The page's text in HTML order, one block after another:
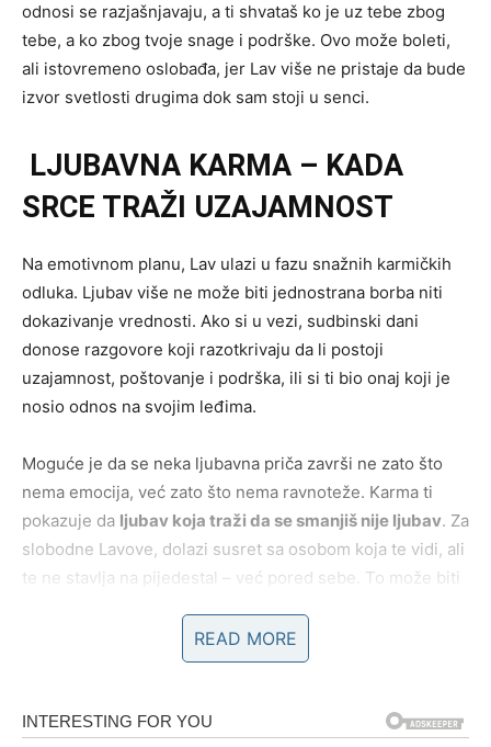
odnosi se razjašnjavaju, a ti shvataš ko je uz tebe zbog
tebe, a ko zbog tvoje snage i podrške. Ovo može boleti,
ali istovremeno oslobađa, jer Lav više ne pristaje da bude
izvor svetlosti drugima dok sam stoji u senci.
LJUBAVNA KARMA – KADA
SRCE TRAŽI UZAJAMNOST
Na emotivnom planu, Lav ulazi u fazu snažnih karmičkih
odluka. Ljubav više ne može biti jednostrana borba niti
dokazivanje vrednosti. Ako si u vezi, sudbinski dani
donose razgovore koji razotkrivaju da li postoji
uzajamnost, poštovanje i podrška, ili si ti bio onaj koji je
nosio odnos na svojim leđima.
Moguće je da se neka ljubavna priča završi ne zato što
nema emocija, već zato što nema ravnoteže. Karma ti
pokazuje da ljubav koja traži da se smanjiš nije ljubav. Za
slobodne Lavove, dolazi susret sa osobom koja te vidi, ali
te ne stavlja na pijedestal – već pored sebe. To može biti
obožavanje, već partnerstvo.
Prava ljubav ne traži aplauz – ona traži prisutnost.
READ MORE